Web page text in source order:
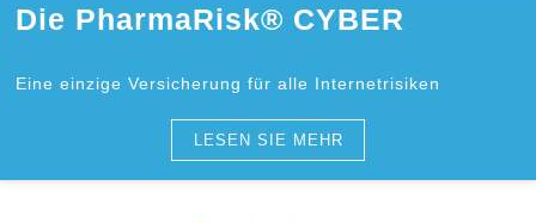
Die PharmaRisk® CYBER
Eine einzige Versicherung für alle Internetrisiken
LESEN SIE MEHR